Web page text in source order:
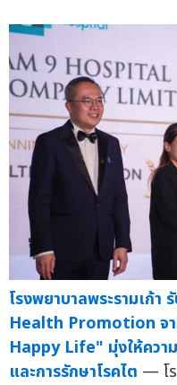
โรงพยาบาลพระรามเก้า
Health Promotion จา
Happy Life" มุ่งให้ควา
และการรักษาโรคไต — โ